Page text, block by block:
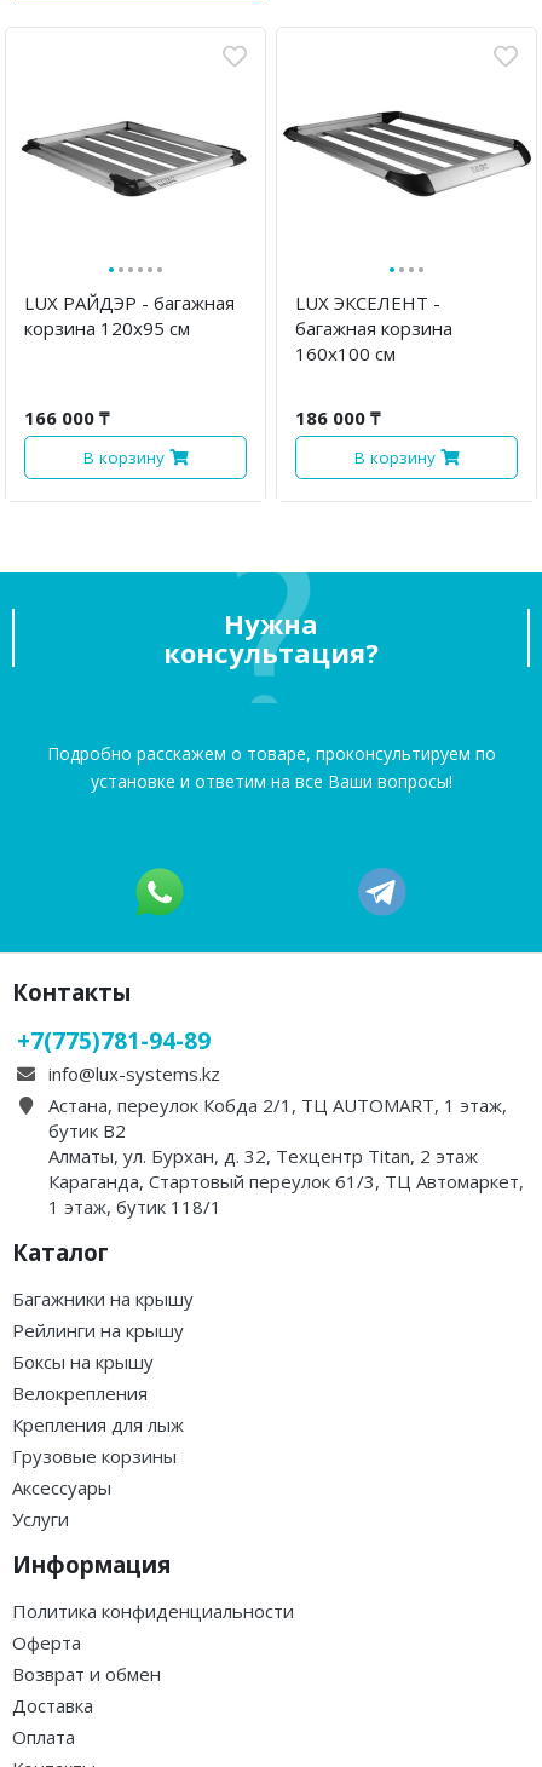
······
LUX РАЙДЭР - багажная
корзина 120х95 см
166 000 ₸
В корзину
····
LUX ЭКСЕЛЕНТ -
багажная корзина
160х100 см
186 000 ₸
В корзину
Нужна
консультация?
Подробно расскажем о товаре, проконсультируем по
установке и ответим на все Ваши вопросы!
Контакты
+7(775)781-94-89
info@lux-systems.kz
Астана, переулок Кобда 2/1, ТЦ AUTOMART, 1 этаж,
бутик B2
Алматы, ул. Бурхан, д. 32, Техцентр Titan, 2 этаж
Караганда, Стартовый переулок 61/3, ТЦ Автомаркет,
1 этаж, бутик 118/1
Каталог
Багажники на крышу
Рейлинги на крышу
Боксы на крышу
Велокрепления
Крепления для лыж
Грузовые корзины
Аксессуары
Услуги
Информация
Политика конфиденциальности
Оферта
Возврат и обмен
Доставка
Оплата